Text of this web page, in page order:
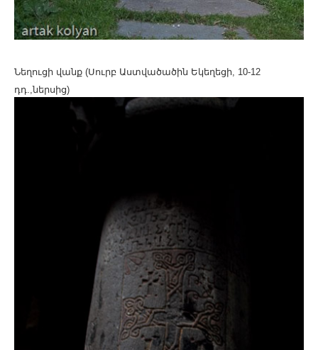
Նեղուցի վանք (Սուրբ Աստվածածին Եկեղեցի, 10-12
դդ.,ներսից)